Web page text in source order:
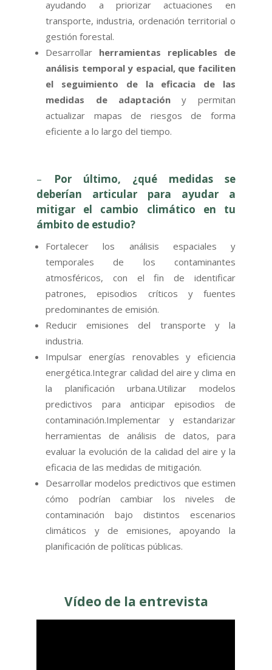
ayudando a priorizar actuaciones en
transporte, industria, ordenación territorial o
gestión forestal.
Desarrollar herramientas replicables de
análisis temporal y espacial, que faciliten
el seguimiento de la eficacia de las
medidas de adaptación y permitan
actualizar mapas de riesgos de forma
eficiente a lo largo del tiempo.
–
Por último, ¿qué medidas se
deberían articular para ayudar a
mitigar el cambio climático en tu
ámbito de estudio?
Fortalecer los análisis espaciales y
temporales de los contaminantes
atmosféricos, con el fin de identificar
patrones, episodios críticos y fuentes
predominantes de emisión.
Reducir emisiones del transporte y la
industria.
Impulsar energías renovables y eficiencia
energética.Integrar calidad del aire y clima en
la planificación urbana.Utilizar modelos
predictivos para anticipar episodios de
contaminación.Implementar y estandarizar
herramientas de análisis de datos, para
evaluar la evolución de la calidad del aire y la
eficacia de las medidas de mitigación.
Desarrollar modelos predictivos que estimen
cómo podrían cambiar los niveles de
contaminación bajo distintos escenarios
climáticos y de emisiones, apoyando la
planificación de políticas públicas.
Vídeo de la entrevista